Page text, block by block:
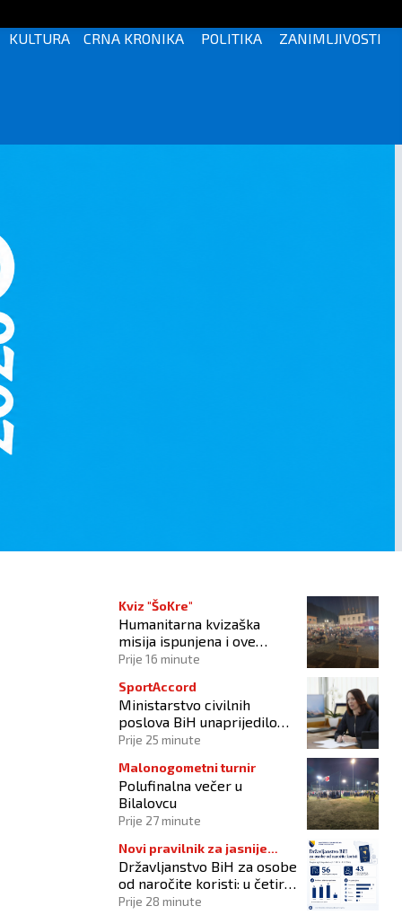
KULTURA CRNA KRONIKA POLITIKA ZANIMLJIVOSTI
Kviz "ŠoKre"
Humanitarna kvizaška
misija ispunjena i ove
godine!
Prije 16 minute
SportAccord
Ministarstvo civilnih
poslova BiH unaprijedilo
sustav registracije
Prije 25 minute
Malonogometni turnir
Polufinalna večer u
Bilalovcu
Prije 27 minute
Novi pravilnik za jasnije
procedure
Državljanstvo BiH za osobe
od naročite koristi: u četiri
godine odobrena 43
Prije 28 minute